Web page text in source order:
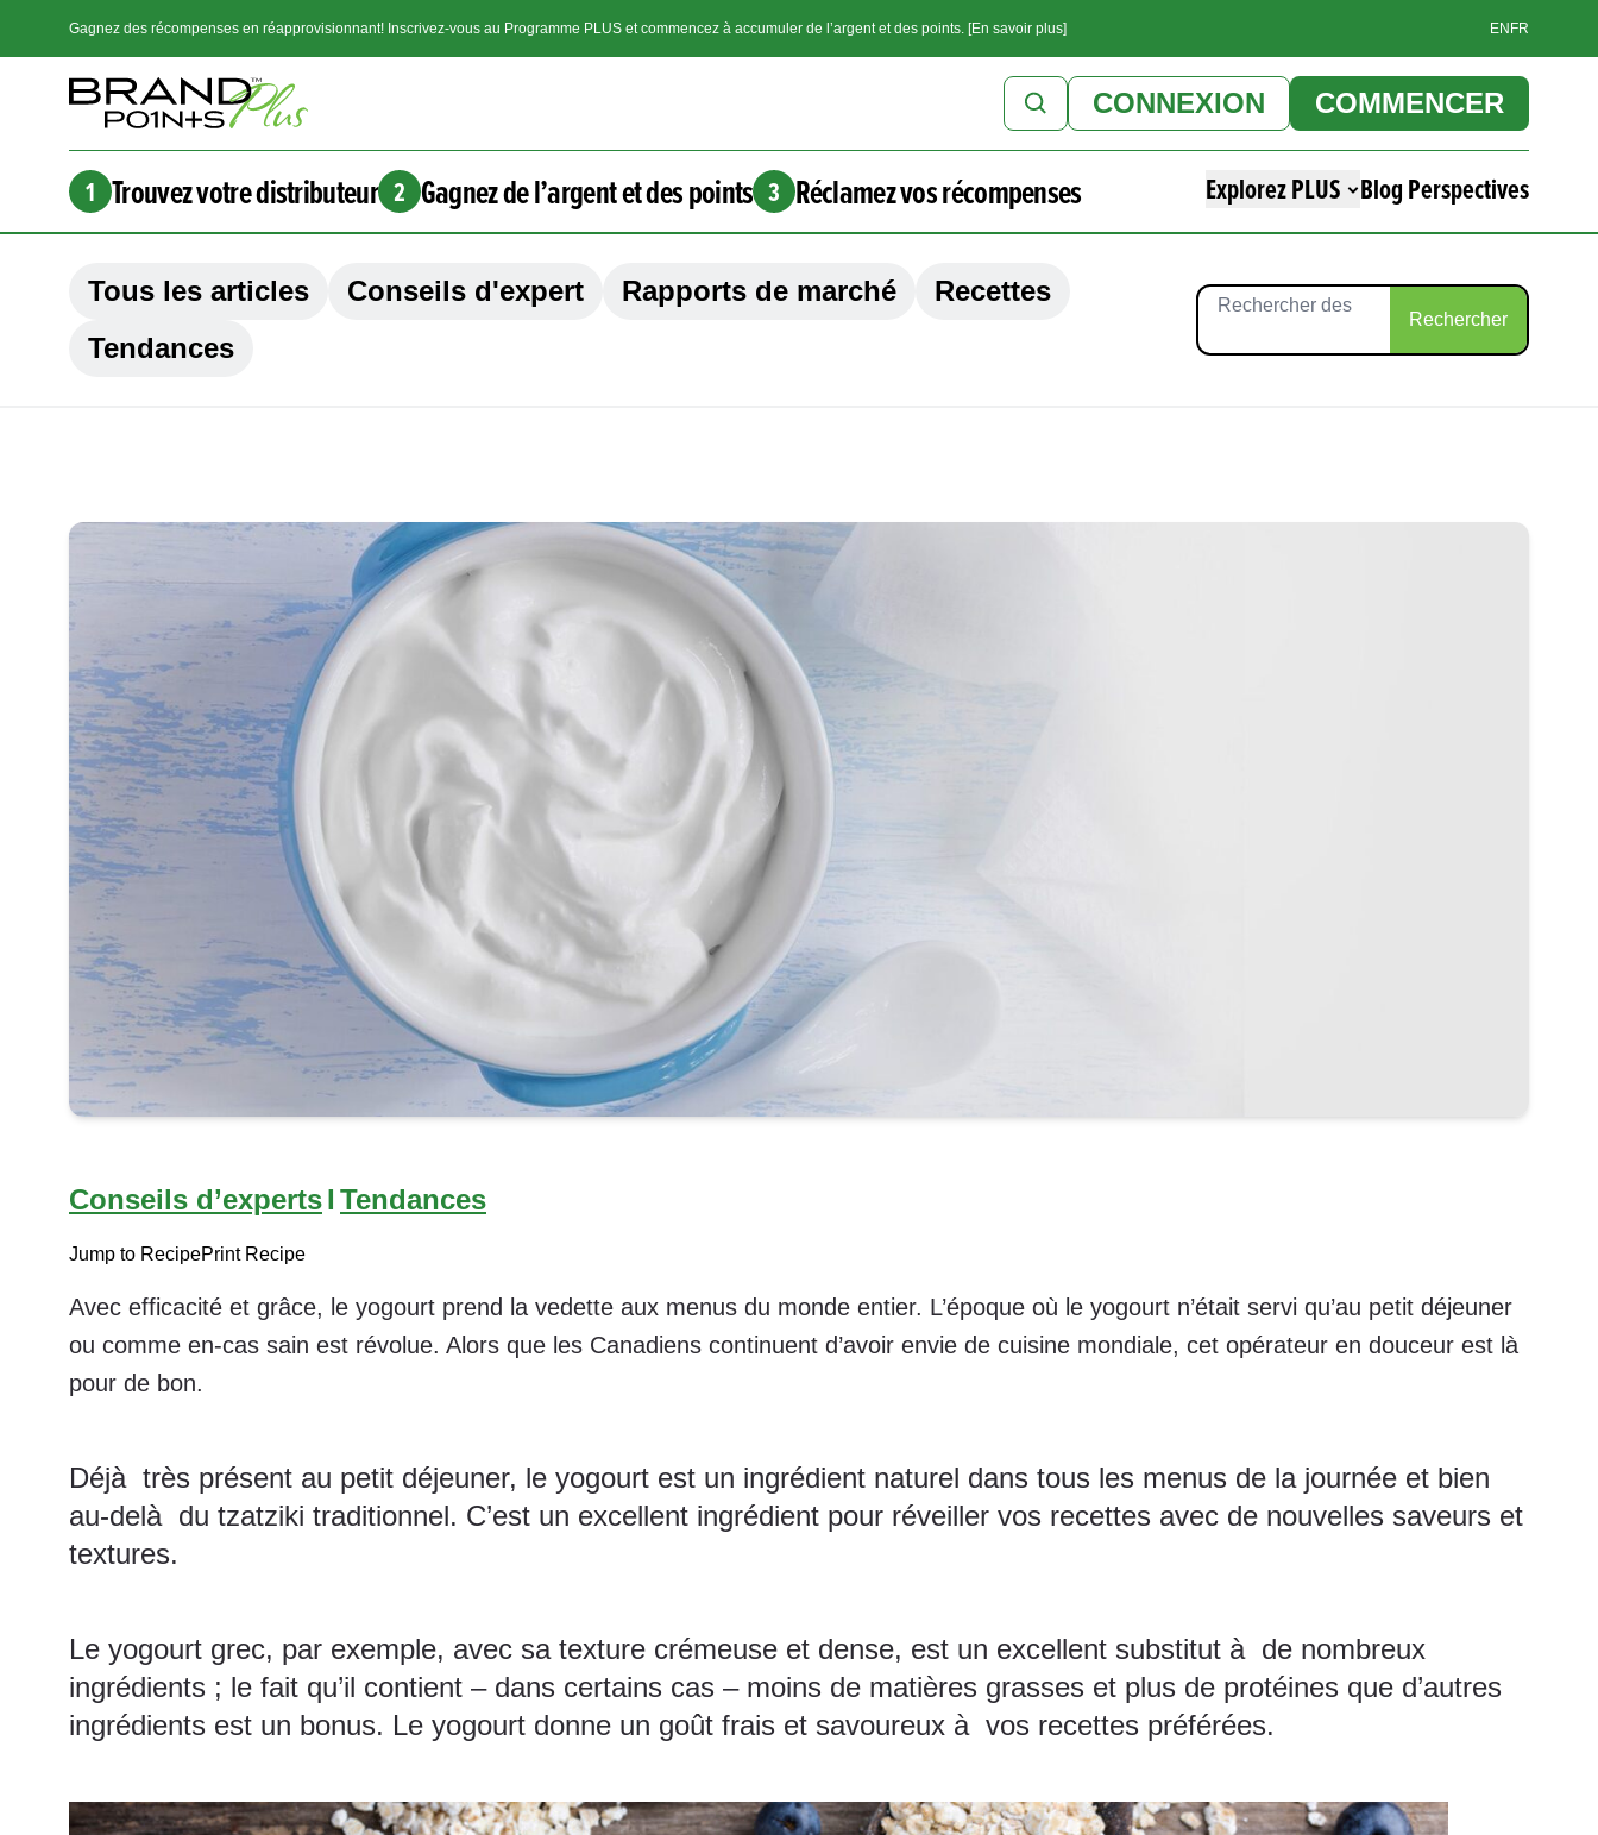
Gagnez des récompenses en réapprovisionnant! Inscrivez-vous au Programme PLUS et commencez à accumuler de l’argent et des points. [En savoir plus] EN FR
CONNEXION COMMENCER
1 Trouvez votre distributeur 2 Gagnez de l’argent et des points 3 Réclamez vos récompenses Explorez PLUS Blog Perspectives
Rechercher
Tous les articles Conseils d'expert Rapports de marché
Recettes
Tendances
Conseils d’expertsI Tendances
Jump to RecipePrint Recipe
Avec efficacité et grâce, le yogourt prend la vedette aux menus du monde entier. L’époque où le yogourt n’était servi qu’au petit déjeuner
ou comme en-cas sain est révolue. Alors que les Canadiens continuent d’avoir envie de cuisine mondiale, cet opérateur en douceur est là
pour de bon.
Déjà très présent au petit déjeuner, le yogourt est un ingrédient naturel dans tous les menus de la journée et bien
au-delà du tzatziki traditionnel. C’est un excellent ingrédient pour réveiller vos recettes avec de nouvelles saveurs et
textures.
Le yogourt grec, par exemple, avec sa texture crémeuse et dense, est un excellent substitut à de nombreux
ingrédients ; le fait qu’il contient – dans certains cas – moins de matières grasses et plus de protéines que d’autres
ingrédients est un bonus. Le yogourt donne un goût frais et savoureux à vos recettes préférées.